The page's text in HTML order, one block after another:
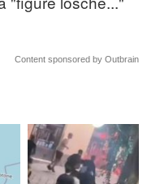
Content sponsored by Outbrain